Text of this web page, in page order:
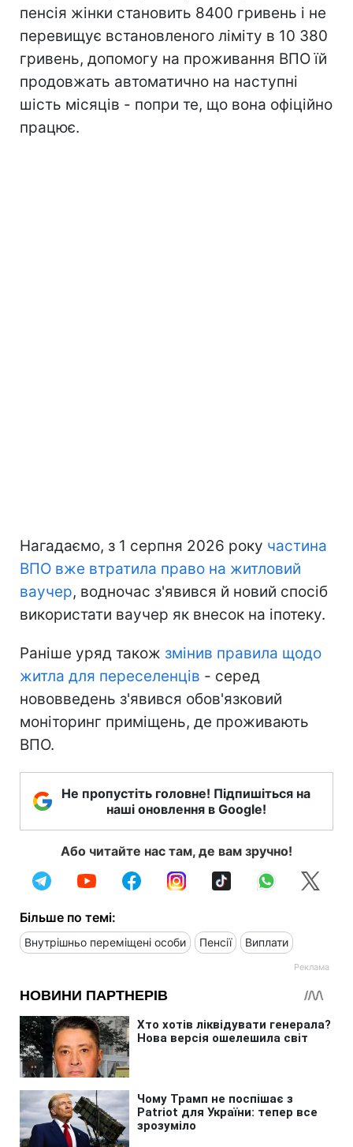
пенсія жінки становить 8400 гривень і не
перевищує встановленого ліміту в 10 380
гривень, допомогу на проживання ВПО їй
продовжать автоматично на наступні
шість місяців - попри те, що вона офіційно
працює.
Нагадаємо, з 1 серпня 2026 року частина
ВПО вже втратила право на житловий
ваучер, водночас з'явився й новий спосіб
використати ваучер як внесок на іпотеку.
Раніше уряд також змінив правила щодо
житла для переселенців - серед
нововведень з'явився обов'язковий
моніторинг приміщень, де проживають
ВПО.
Не пропустіть головне! Підпишіться на
наші оновлення в Google!
Або читайте нас там, де вам зручно!
Більше по темі:
Внутрішньо переміщені особи Пенсії Виплати